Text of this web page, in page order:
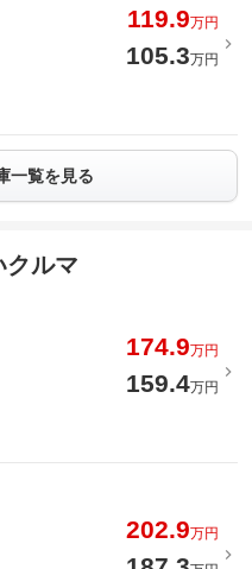
119.9万円
105.3万円
一覧を見る
クルマ
174.9万円
159.4万円
202.9万円